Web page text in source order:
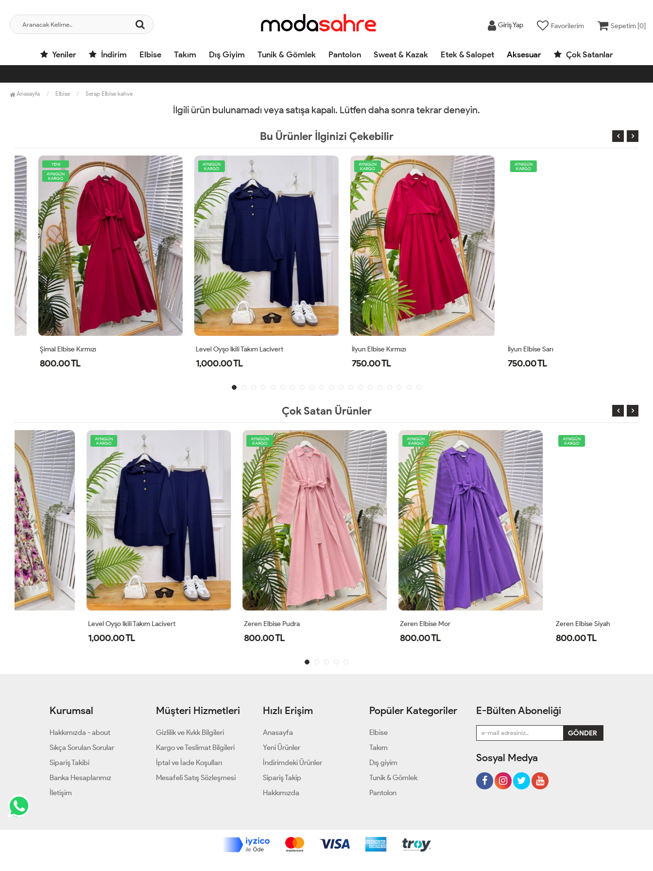
Giriş Yap Favorilerim Sepetim [0]
Yeniler İndirim Elbise Takım Dış Giyim Tunik & Gömlek Pantolon Sweat & Kazak Etek & Salopet Aksesuar Çok Satanlar
Anasayfa Elbise Serap Elbise kahve
İlgili ürün bulunamadı veya satışa kapalı. Lütfen daha sonra tekrar deneyin.
Bu Ürünler İlginizi Çekebilir
Şimal Elbise Kırmızı
800.00 TL
Level Oyşo Ikili Takım Lacivert
1,000.00 TL
İlyun Elbise Kırmızı
750.00 TL
İlyun Elbise Sarı
750.00 TL
Çok Satan Ürünler
AYNIGÜN
KARGO
Level Oyşo Ikili Takım Lacivert
AYNIGÜN
KARGO
AYNIGÜN
KARGO
Kurumsal
Hakkımızda - about
Sıkça Sorulan Sorular
Sipariş Takibi
Banka Hesaplarımız
İletişim
Müşteri Hizmetleri
Gizlilik ve Kvkk Bilgileri
Kargo ve Teslimat Bilgileri
İptal ve İade Koşulları
Mesafeli Satış Sözleşmesi
Hızlı Erişim
Anasayfa
Yeni Ürünler
İndirimdeki Ürünler
Sipariş Takip
Hakkımızda
Popüler Kategoriler
Elbise
Takım
Dış giyim
Tunik & Gömlek
Pantolon
E-Bülten Aboneliği
Sosyal Medya